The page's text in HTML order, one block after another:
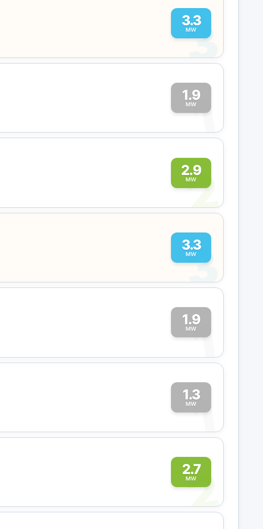
3.3
MW
3
1.9
MW
1
2.9
MW
2
3.3
MW
3
1.9
MW
1
1.3
MW
1
2.7
MW
2